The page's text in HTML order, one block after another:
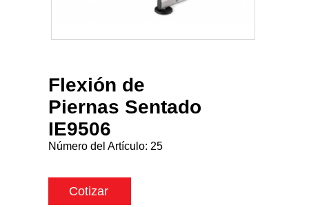
Flexión de
Piernas Sentado
IE9506
Número del Artículo: 25
Cotizar